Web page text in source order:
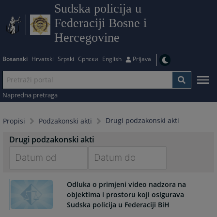
Sudska policija u
Federaciji Bosne i
Hercegovine
Bosanski Hrvatski Srpski Српски English Prijava
Napredna pretraga
Propisi Podzakonski akti Drugi podzakonski akti
Drugi podzakonski akti
forward
interact
forward
to
interact
Odluka o primjeni video nadzora na
objektima i prostoru koji osigurava
Sudska policija u Federaciji BiH